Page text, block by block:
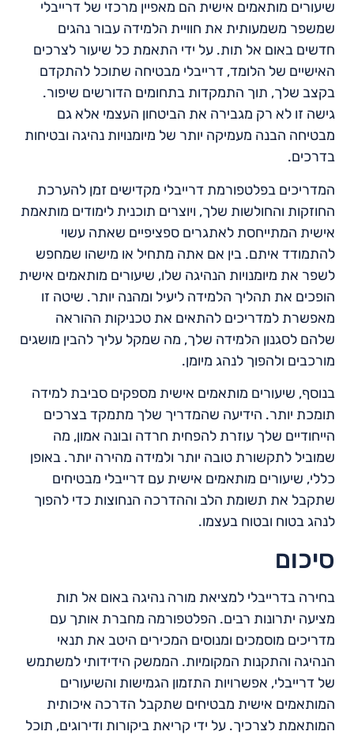
שיעורים מותאמים אישית הם מאפיין מרכזי של דרייבלי
שמשפר משמעותית את חוויית הלמידה עבור נהגים
חדשים באום אל תות. על ידי התאמת כל שיעור לצרכים
האישיים של הלומד, דרייבלי מבטיחה שתוכל להתקדם
בקצב שלך, תוך התמקדות בתחומים הדורשים שיפור.
גישה זו לא רק מגבירה את הביטחון העצמי אלא גם
מבטיחה הבנה מעמיקה יותר של מיומנויות נהיגה ובטיחות
בדרכים.
המדריכים בפלטפורמת דרייבלי מקדישים זמן להערכת
החוזקות והחולשות שלך, ויוצרים תוכנית לימודים מותאמת
אישית המתייחסת לאתגרים ספציפיים שאתה עשוי
להתמודד איתם. בין אם אתה מתחיל או מישהו שמחפש
לשפר את מיומנויות הנהיגה שלו, שיעורים מותאמים אישית
הופכים את תהליך הלמידה ליעיל ומהנה יותר. שיטה זו
מאפשרת למדריכים להתאים את טכניקות ההוראה
שלהם לסגנון הלמידה שלך, מה שמקל עליך להבין מושגים
מורכבים ולהפוך לנהג מיומן.
בנוסף, שיעורים מותאמים אישית מספקים סביבת למידה
תומכת יותר. הידיעה שהמדריך שלך מתמקד בצרכים
הייחודיים שלך עוזרת להפחית חרדה ובונה אמון, מה
שמוביל לתקשורת טובה יותר ולמידה מהירה יותר. באופן
כללי, שיעורים מותאמים אישית עם דרייבלי מבטיחים
שתקבל את תשומת הלב וההדרכה הנחוצות כדי להפוך
לנהג בטוח ובטוח בעצמו.
סיכום
בחירה בדרייבלי למציאת מורה נהיגה באום אל תות
מציעה יתרונות רבים. הפלטפורמה מחברת אותך עם
מדריכים מוסמכים ומנוסים המכירים היטב את תנאי
הנהיגה והתקנות המקומיות. הממשק הידידותי למשתמש
של דרייבלי, אפשרויות התזמון הגמישות והשיעורים
המותאמים אישית מבטיחים שתקבל הדרכה איכותית
המותאמת לצרכיך. על ידי קריאת ביקורות ודירוגים, תוכל